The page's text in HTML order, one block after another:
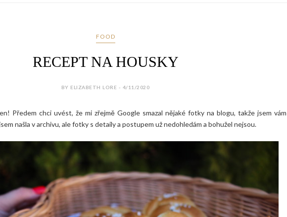
FOOD
RECEPT NA HOUSKY
BY ELIZABETH LORE - 4/11/2020
Předem chci uvést, že mi zřejmě Google smazal nějaké fotky na blogu, takže jsem vám
našla v archivu, ale fotky s detaily a postupem už nedohledám a bohužel nejsou.